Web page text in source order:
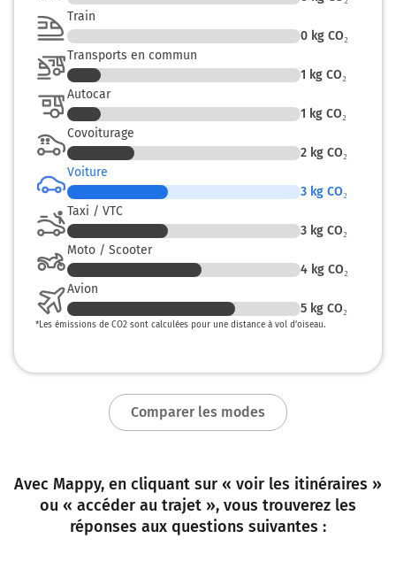
Train
0 kg CO₂
Transports en commun
1 kg CO₂
Autocar
1 kg CO₂
Covoiturage
2 kg CO₂
Voiture
3 kg CO₂
Taxi / VTC
3 kg CO₂
Moto / Scooter
4 kg CO₂
Avion
5 kg CO₂
*Les émissions de CO2 sont calculées pour une distance à vol d’oiseau.
Comparer les modes
Avec Mappy, en cliquant sur « voir les itinéraires »
ou « accéder au trajet », vous trouverez les
réponses aux questions suivantes :